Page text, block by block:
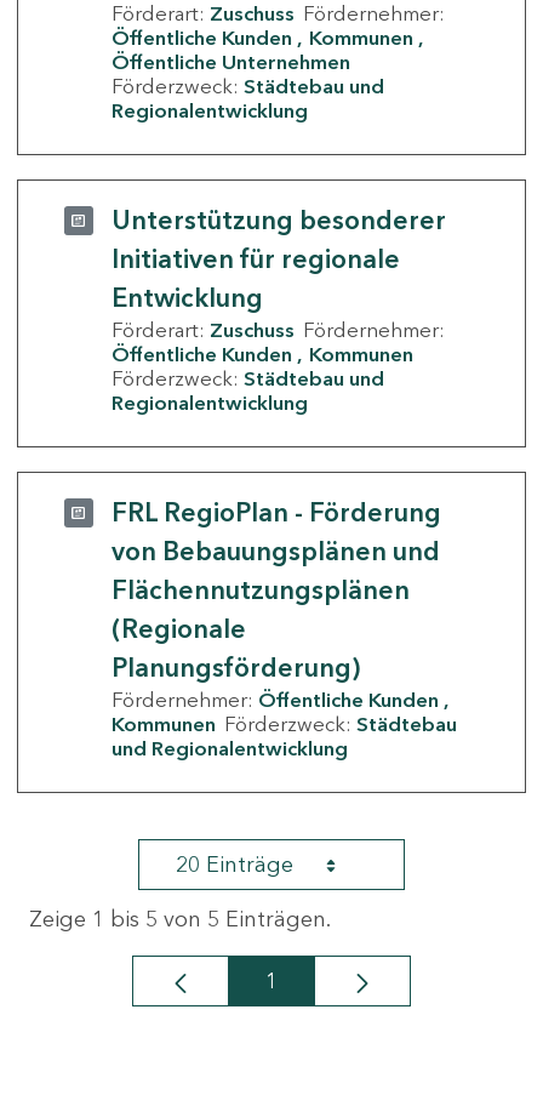
Förderart: Zuschuss Fördernehmer:
Öffentliche Kunden
Kommunen
Öffentliche Unternehmen
Förderzweck: Städtebau und
Regionalentwicklung
Unterstützung besonderer
Initiativen für regionale
Entwicklung
Förderart: Zuschuss Fördernehmer:
Öffentliche Kunden
Kommunen
Förderzweck: Städtebau und
Regionalentwicklung
FRL RegioPlan - Förderung
von Bebauungsplänen und
Flächennutzungsplänen
(Regionale
Planungsförderung)
Fördernehmer: Öffentliche Kunden
Kommunen Förderzweck: Städtebau
und Regionalentwicklung
20 Einträge
Zeige 1 bis 5 von 5 Einträgen.
Seite
1